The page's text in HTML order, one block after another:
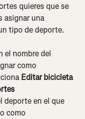
quieres que se
asignar una
tipo de deporte.
el nombre del
como
Editar bicicleta
deporte en el que
como